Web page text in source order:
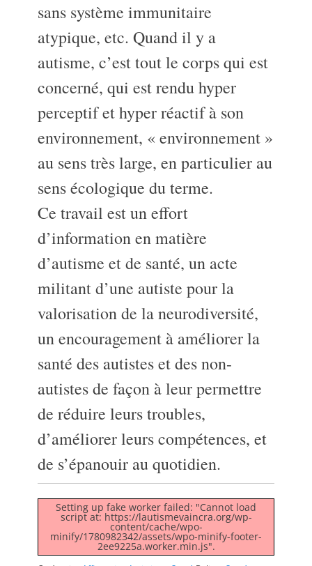
sans système immunitaire
atypique, etc. Quand il y a
autisme, c’est tout le corps qui est
concerné, qui est rendu hyper
perceptif et hyper réactif à son
environnement, « environnement »
au sens très large, en particulier au
sens écologique du terme.
Ce travail est un effort
d’information en matière
d’autisme et de santé, un acte
militant d’une autiste pour la
valorisation de la neurodiversité,
un encouragement à améliorer la
santé des autistes et des non-
autistes de façon à leur permettre
de réduire leurs troubles,
d’améliorer leurs compétences, et
de s’épanouir au quotidien.
Setting up fake worker failed: "Cannot load
script at: https://lautismevaincra.org/wp-
content/cache/wpo-
minify/1780982342/assets/wpo-minify-footer-
2ee9225a.worker.min.js".